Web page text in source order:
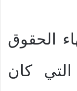
الحقوق
التي كان